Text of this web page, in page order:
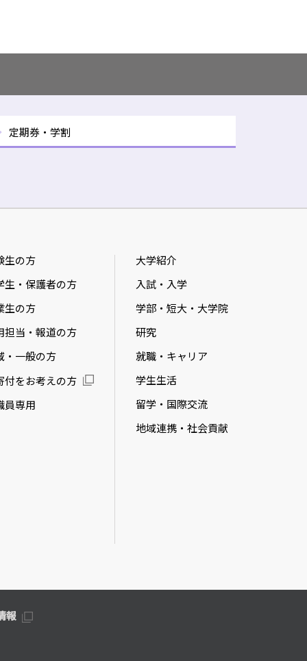
定期券・学割
生の方
生・保護者の方
生の方
担当・報道の方
・一般の方
付をお考えの方
員専用
大学紹介
入試・入学
学部・短大・大学院
研究
就職・キャリア
学生生活
留学・国際交流
地域連携・社会貢献
報